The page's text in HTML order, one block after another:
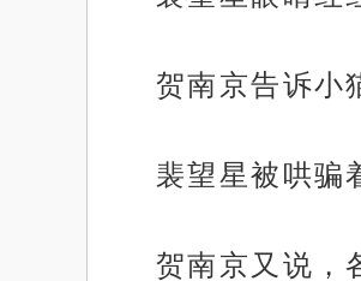
贺南京告诉小
裴望星被哄骗
贺南京又说，